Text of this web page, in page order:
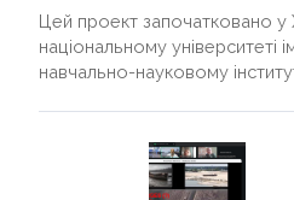
Цей проект започатковано у
національному університеті
навчально-науковому